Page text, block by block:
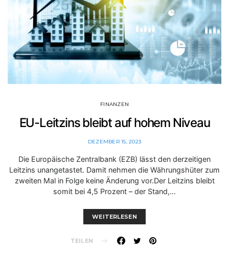
FINANZEN
EU-Leitzins bleibt auf hohem Niveau
DEZEMBER 15, 2023
Die Europäische Zentralbank (EZB) lässt den derzeitigen
Leitzins unangetastet. Damit nehmen die Währungshüter zum
zweiten Mal in Folge keine Änderung vor.Der Leitzins bleibt
somit bei 4,5 Prozent – der Stand,…
WEITERLESEN
TEILEN